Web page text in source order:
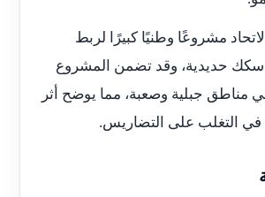
مشروعًا وطنيًا كبيرًا لربط
سكك حديدية، وقد تضمن المشروع
مناطق جبلية وصعبة، مما يوضح أثر
في التغلب على التضاريس.